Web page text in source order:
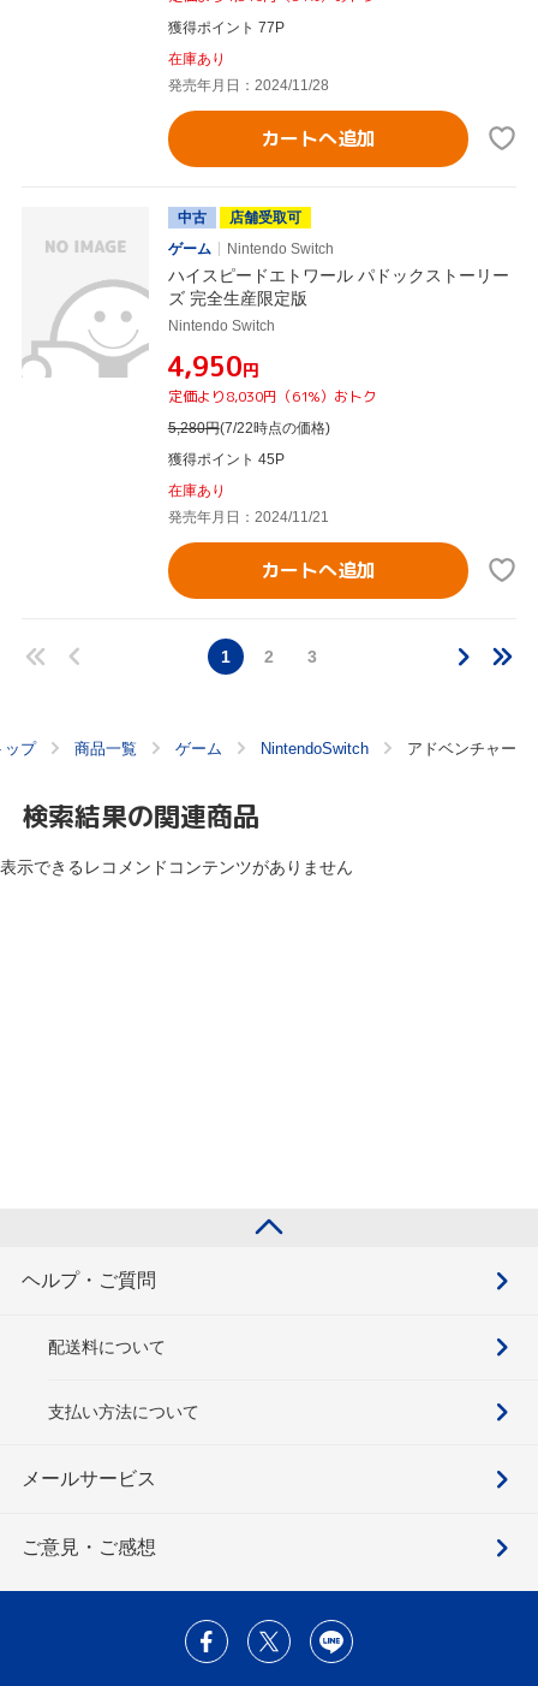
獲得ポイント 77P
在庫あり
発売年月日：2024/11/28
カートへ追加
中古
店舗受取可
ゲーム
Nintendo Switch
ハイスピードエトワール パドックストーリー
ズ 完全生産限定版
Nintendo Switch
¥4,950円
定価より8,030円（61%）おトク
5,280円(7/22時点の価格)
獲得ポイント 45P
在庫あり
発売年月日：2024/11/21
カートへ追加
1 2 3
ップ 商品一覧 ゲーム NintendoSwitch アドベンチャー
検索結果の関連商品
表示できるレコメンドコンテンツがありません
ヘルプ・ご質問
配送料について
支払い方法について
メールサービス
ご意見・ご感想